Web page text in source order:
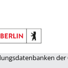
der